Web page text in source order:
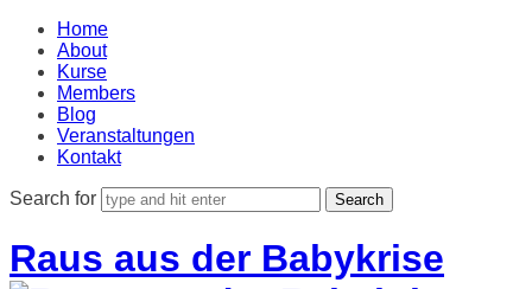
Home
About
Kurse
Members
Blog
Veranstaltungen
Kontakt
Search for
Raus aus der Babykrise